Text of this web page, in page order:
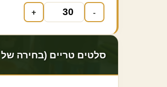
-
+
סלטים טריים (בחירה של